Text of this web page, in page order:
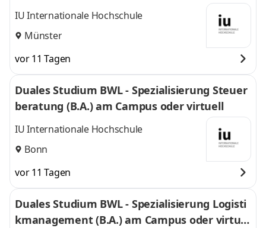
l
IU Internationale Hochschule
Münster
vor 11 Tagen
Duales Studium BWL - Spezialisierung Steuer
beratung (B.A.) am Campus oder virtuell
IU Internationale Hochschule
Bonn
vor 11 Tagen
Duales Studium BWL - Spezialisierung Logisti
kmanagement (B.A.) am Campus oder virtuel